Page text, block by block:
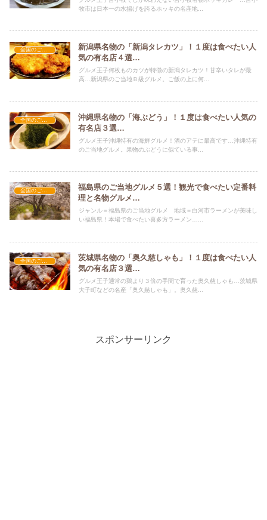
牧市は日本一の水揚げを誇るホッキの名産地...
新潟県名物の「新潟タレカツ」！１度は食べたい人
気の有名店４選…
グルメ王子何枚ものカツが特徴の新潟タレカツ！甘辛いタレが最
高…新潟県のご当地Ｂ級グルメ。ご飯の上に何...
沖縄県名物の「海ぶどう」！１度は食べたい人気の
有名店３選…
グルメ王子沖縄特有の海鮮グルメ！酒のアテに最高です…沖縄特有
のご当地グルメ。果物のぶどうに似ている事...
福島県のご当地グルメ５選！観光で食べたい定番料
理と名物グルメ…
ジャンル＝福島県のご当地グルメ 地域＝白河市ラーメンが美味し
い福島県！本場で食べたい喜多方ラーメン…...
茨城県名物の「奥久慈しゃも」！１度は食べたい人
気の有名店３選…
グルメ王子通常の鶏より３倍の手間で育った奥久慈しゃも…茨城県
大子町などの名産「奥久慈しゃも」。奥久慈...
スポンサーリンク